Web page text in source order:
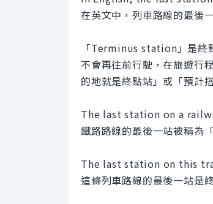
在英文中，列車路線的最
「Terminus station」是終
不會再往前行駛，在旅遊行
的地就是終點站」或「預計
The last station on a
鐵路路線的最後一站被稱為
The last station on this
這條列車路線的最後一站是